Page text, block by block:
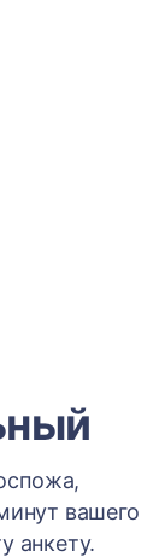
вашего
анкету.